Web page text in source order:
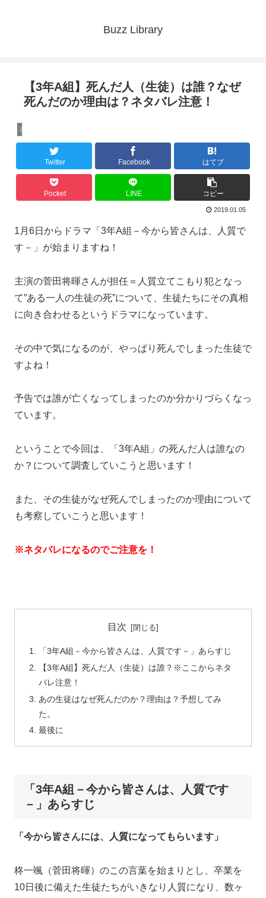
Buzz Library
【3年A組】死んだ人（生徒）は誰？なぜ
死んだのか理由は？ネタバレ注意！
未分類
Twitter Facebook はてブ
Pocket LINE コピー
2019.01.05
1月6日からドラマ「3年A組－今から皆さんは、人質で
す－」が始まりますね！
主演の菅田将暉さんが担任＝人質立てこもり犯となっ
て”ある一人の生徒の死”について、生徒たちにその真相
に向き合わせるというドラマになっています。
その中で気になるのが、やっぱり死んでしまった生徒で
すよね！
予告では誰が亡くなってしまったのか分かりづらくなっ
ています。
ということで今回は、「3年A組」の死んだ人は誰なの
か？について調査していこうと思います！
また、その生徒がなぜ死んでしまったのか理由について
も考察していこうと思います！
※ネタバレになるのでご注意を！
目次
「3年A組－今から皆さんは、人質です－」あらすじ
【3年A組】死んだ人（生徒）は誰？※ここからネタ
バレ注意！
あの生徒はなぜ死んだのか？理由は？予想してみ
た。
最後に
「3年A組－今から皆さんは、人質です
－」あらすじ
「今から皆さんには、人質になってもらいます」
柊一颯（菅田将暉）のこの言葉を始まりとし、卒業を
10日後に備えた生徒たちがいきなり人質になり、数ヶ